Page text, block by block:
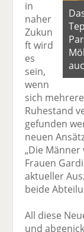
in
naher
Zukun
ft wird
es
sein,
wenn
sich
Ruhestand
gefunden
neuen
„Die
Frauen
aktueller
beide
All diese
und